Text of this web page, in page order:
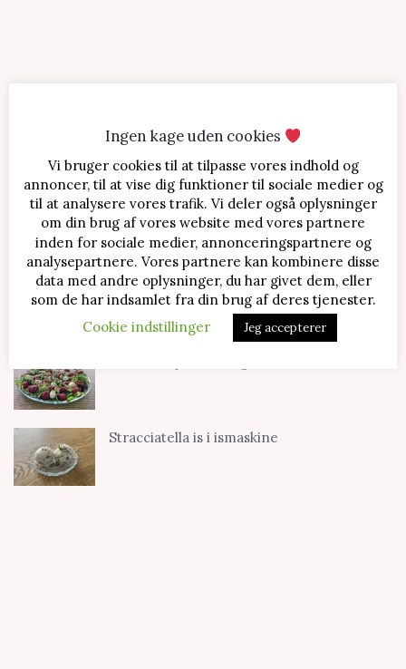
SENESTE OPSKRIFTER
Jordbærtærte med mascarponecreme
Klassisk cheesecake med kirsebær
Stracciatella is i ismaskine
Ingen kage uden cookies
Vi bruger cookies til at tilpasse vores indhold og
annoncer, til at vise dig funktioner til sociale medier og
til at analysere vores trafik. Vi deler også oplysninger
om din brug af vores website med vores partnere
inden for sociale medier, annonceringspartnere og
analysepartnere. Vores partnere kan kombinere disse
data med andre oplysninger, du har givet dem, eller
som de har indsamlet fra din brug af deres tjenester.
Cookie indstillinger
Jeg accepterer